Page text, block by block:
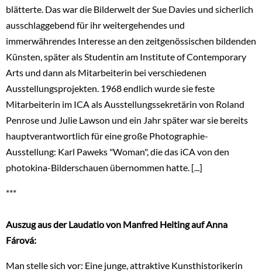
blätterte. Das war die Bilderwelt der Sue Davies und sicherlich
ausschlaggebend für ihr weitergehendes und
immerwährendes Interesse an den zeitgenössischen bildenden
Künsten, später als Studentin am Institute of Contemporary
Arts und dann als Mitarbeiterin bei verschiedenen
Ausstellungsprojekten. 1968 endlich wurde sie feste
Mitarbeiterin im ICA als Ausstellungssekretärin von Roland
Penrose und Julie Lawson und ein Jahr später war sie bereits
hauptverantwortlich für eine große Photographie-
Ausstellung: Karl Paweks "Woman", die das iCA von den
photokina-Bilderschauen übernommen hatte. [...]
***
Auszug aus der Laudatio von Manfred Heiting auf Anna
Fárová:
Man stelle sich vor: Eine junge, attraktive Kunsthistorikerin